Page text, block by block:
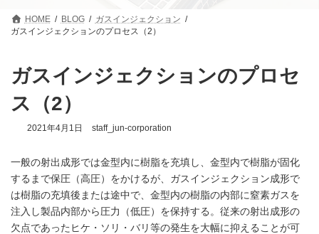
HOME BLOG
ガスインジェクション
ガスインジェクションのプロセス（2）
ガスインジェクションのプロセ
ス（2）
2021年4月1日 staff_jun-corporation
一般の射出成形では金型内に樹脂を充填し、金型内で樹脂が固化
するまで保圧（高圧）をかけるが、ガスインジェクション成形で
は樹脂の充填後または途中で、金型内の樹脂の内部に窒素ガスを
注入し製品内部から圧力（低圧）を保持する。従来の射出成形の
欠点であったヒケ・ソリ・バリ等の発生を大幅に抑えることが可